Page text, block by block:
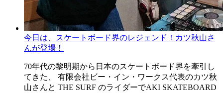
今日は、スケートボード界のレジェンド！カツ秋山さ
んが登場！
70年代の黎明期から日本のスケートボード界を牽引し
てきた、 有限会社ビー・イン・ワークス代表のカツ秋
山さんと THE SURF のライダーでAKI SKATEBOARD